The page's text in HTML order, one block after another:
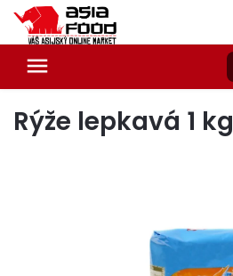
Rýže lepkavá 1 kg